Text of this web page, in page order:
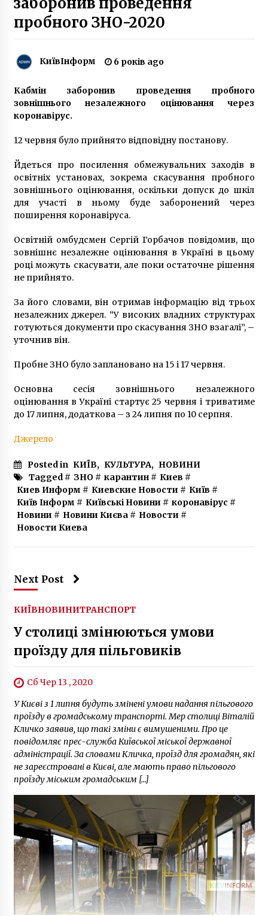
2 роки ago
6 років ago
В Киеве планируют запретить стеклить
балконы и вешать на фасады кондиционеры
10 років ago
Степанов підтвердив отримання заявки на
реєстрацію в Україні російської COVID-
6 років ago
«Динамо» обіграло «Шахтар» в матчі за
Суперкубок України
6 років ago
Дзвіницю Софійського собору
реставруватимуть
5 років ago
пробного ЗНО-2020
КиївІнформ 6 років ago
Кабмін заборонив проведення пробного
зовнішнього незалежного оцінювання через
коронавірус.
12 червня було прийнято відповідну постанову.
Йдеться про посилення обмежувальних заходів в
освітніх установах, зокрема скасування пробного
зовнішнього оцінювання, оскільки допуск до шкіл
для участі в ньому буде заборонений через
поширення коронавіруса.
Освітній омбудсмен Сергій Горбачов повідомив, що
зовнішнє незалежне оцінювання в Україні в цьому
році можуть скасувати, але поки остаточне рішення
не прийнято.
За його словами, він отримав інформацію від трьох
незалежних джерел. “У високих владних структурах
готуються документи про скасування ЗНО взагалі”, –
уточнив він.
Пробне ЗНО було заплановано на 15 і 17 червня.
Основна сесія зовнішнього незалежного
оцінювання в Україні стартує 25 червня і триватиме
до 17 липня, додаткова – з 24 липня по 10 серпня.
Джерело
Posted in КИЇВ, КУЛЬТУРА, НОВИНИ
Tagged # ЗНО# карантин# Киев #
Киев Информ # Киевские Новости # Київ #
Київ Інформ # Київські Новини # коронавірус #
Новини # Новини Києва# Новости #
Новости Киева
Next Post
КИЇВНОВИНИТРАНСПОРТ
У столиці змінюються умови
проїзду для пільговиків
Сб Чер 13 , 2020
У Києві з 1 липня будуть змінені умови надання пільгового
проїзду в громадському транспорті. Мер столиці Віталій
Кличко заявив, що такі зміни є вимушеними. Про це
повідомляє прес-служба Київської міської державної
адміністрації. За словами Кличка, проїзд для громадян, які
не зареєстровані в Києві, але мають право пільгового
проїзду міським громадським […]